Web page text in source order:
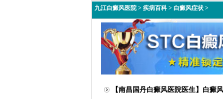
九江白癜风医院 > 疾病百科> 白癜风症状 >
【南昌国丹白癜风医院医生】白癜